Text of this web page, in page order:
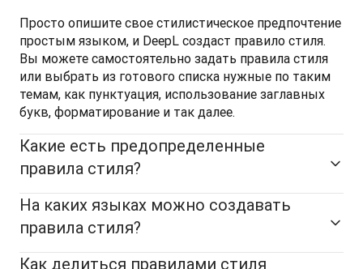
Просто опишите свое стилистическое предпочтение
простым языком, и DeepL создаст правило стиля.
Вы можете самостоятельно задать правила стиля
или выбрать из готового списка нужные по таким
темам, как пунктуация, использование заглавных
букв, форматирование и так далее.
Какие есть предопределенные
правила стиля?
На каких языках можно создавать
правила стиля?
Как делиться правилами стиля